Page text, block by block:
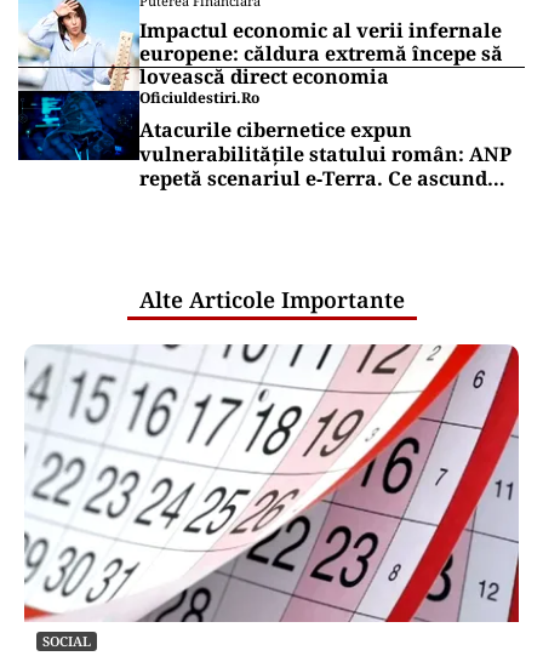
Impactul economic al verii infernale
europene: căldura extremă începe să
lovească direct economia
Oficiuldestiri.ro
Atacurile cibernetice expun
vulnerabilitățile statului român: ANP
repetă scenariul e‑Terra. Ce ascund
Alte Articole Importante
SOCIAL